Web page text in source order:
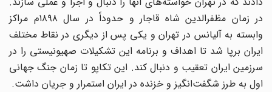
در زمان مظفرالدین شاه قاجار و حدوداً در سال ۱۸۹۸م مراکز
وابسته به آلیانس در تهران و یکی پس از دیگری در نقاط مختلف
ایران برپا شد تا اهداف و برنامه این تشکیلات صهیونیستی را در
سرزمین ایران تعقیب و دنبال کند. این تکاپو تا زمان جنگ جهانی
اول به طرز شگفت‌انگیز و خزنده در ایران استمرار و جریان داشت.